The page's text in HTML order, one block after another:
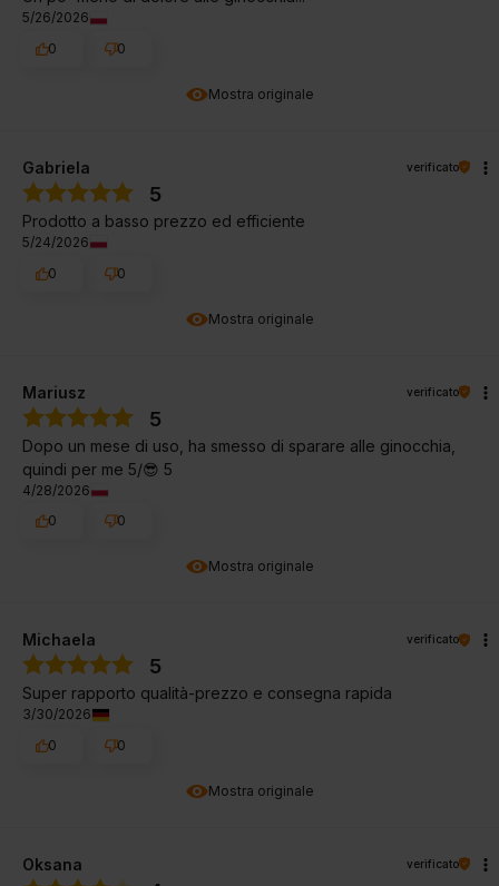
Mostra originale
5/26/2026
0
0
Mostra originale
Gabriela verificato
5
Prodotto a basso prezzo ed efficiente
5/24/2026
0
0
Mostra originale
Mariusz verificato
5
Dopo un mese di uso, ha smesso di sparare alle ginocchia,
quindi per me 5/😎 5
4/28/2026
0
0
Mostra originale
Michaela verificato
5
Super rapporto qualità-prezzo e consegna rapida
3/30/2026
0
0
Oksana verificato